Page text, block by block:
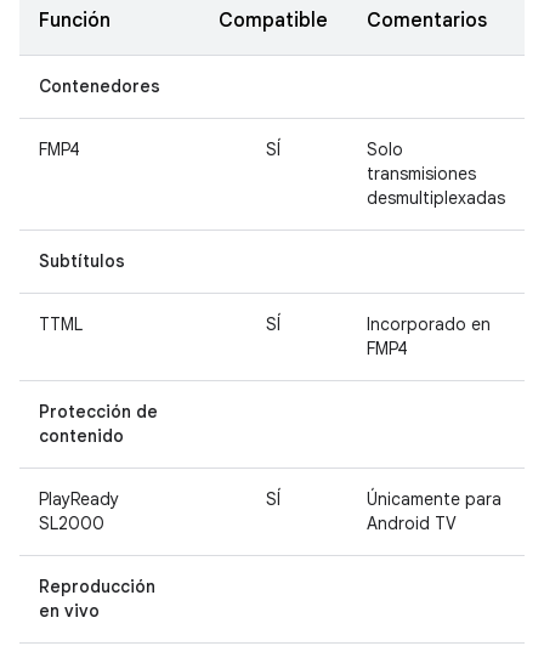
Función Compatible Comentarios
Contenedores
FMP4 SÍ
Solo
transmisiones
desmultiplexadas
Subtítulos
TTML SÍ
Incorporado en
FMP4
Protección de
contenido
PlayReady
SL2000
SÍ
Únicamente para
Android TV
Reproducción
en vivo